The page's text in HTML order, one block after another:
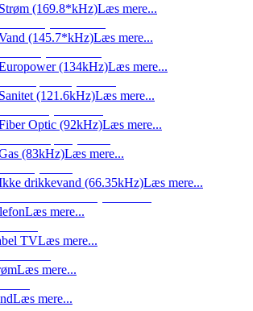
(169.8*kHz)Læs mere...
(145.7*kHz)Læs mere...
(134kHz)Læs mere...
(121.6kHz)Læs mere...
Optic (92kHz)Læs mere...
(83kHz)Læs mere...
drikkevand (66.35kHz)Læs mere...
Læs mere...
TVLæs mere...
Læs mere...
Læs mere...